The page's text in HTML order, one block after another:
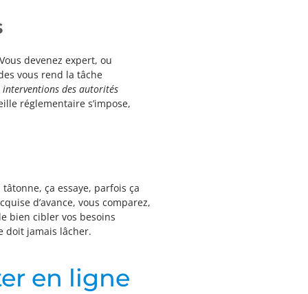
devenez expert, ou
vous rend la tâche
interventions des autorités
réglementaire s’impose,
ça essaye, parfois ça
d’avance, vous comparez,
bien cibler vos besoins
doit jamais lâcher.
en ligne